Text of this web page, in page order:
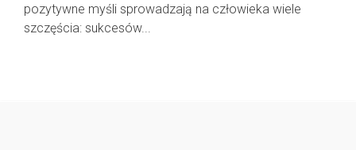
pozytywne myśli sprowadzają na człowieka wiele
szczęścia: sukcesów...